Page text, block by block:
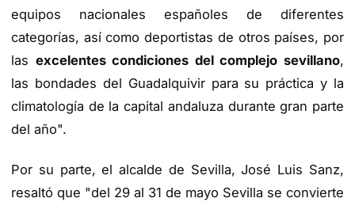
equipos nacionales españoles de diferentes
categorías, así como deportistas de otros países, por
las excelentes condiciones del complejo sevillano,
las bondades del Guadalquivir para su práctica y la
climatología de la capital andaluza durante gran parte
del año".
Por su parte, el alcalde de Sevilla, José Luis Sanz,
resaltó que "del 29 al 31 de mayo Sevilla se convierte